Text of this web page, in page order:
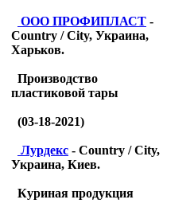
ООО ПРОФИПЛАСТ -
Country / City, Украина,
Харьков.
Производство
пластиковой тары
(03-18-2021)
Лурдекс - Country / City,
Украина, Киев.
Куриная продукция